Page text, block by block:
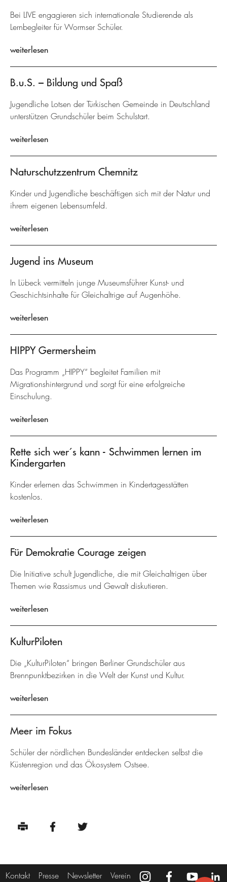
Bei LIVE engagieren sich internationale Studierende als
Lernbegleiter für Wormser Schüler.
weiterlesen
B.u.S. – Bildung und Spaß
Jugendliche Lotsen der Türkischen Gemeinde in Deutschland
unterstützen Grundschüler beim Schulstart.
weiterlesen
Naturschutzzentrum Chemnitz
Kinder und Jugendliche beschäftigen sich mit der Natur und
ihrem eigenen Lebensumfeld.
weiterlesen
Jugend ins Museum
In Lübeck vermitteln junge Museumsführer Kunst- und
Geschichtsinhalte für Gleichaltrige auf Augenhöhe.
weiterlesen
HIPPY Germersheim
Das Programm „HIPPY“ begleitet Familien mit
Migrationshintergrund und sorgt für eine erfolgreiche
Einschulung.
weiterlesen
Rette sich wer´s kann - Schwimmen lernen im
Kindergarten
Kinder erlernen das Schwimmen in Kindertagesstätten
kostenlos.
weiterlesen
Für Demokratie Courage zeigen
Die Initiative schult Jugendliche, die mit Gleichaltrigen über
Themen wie Rassismus und Gewalt diskutieren.
weiterlesen
KulturPiloten
Die „KulturPiloten“ bringen Berliner Grundschüler aus
Brennpunktbezirken in die Welt der Kunst und Kultur.
weiterlesen
Meer im Fokus
Schüler der nördlichen Bundesländer entdecken selbst die
Küstenregion und das Ökosystem Ostsee.
weiterlesen
Kontakt Presse Newsletter Verein